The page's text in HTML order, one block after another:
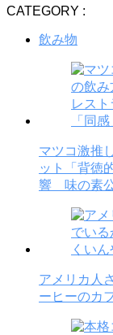
CATEGORY :
飲み物
マツコ激推
ット「背徳
響 味の素公
アメリカ人
ーヒーのカ